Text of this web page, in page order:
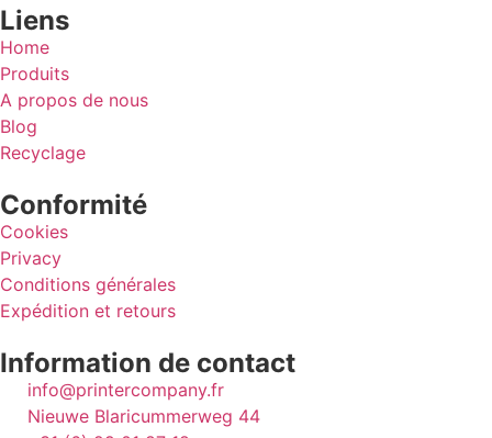
Liens
Home
Produits
A propos de nous
Blog
Recyclage
Conformité
Cookies
Privacy
Conditions générales
Expédition et retours
Information de contact
info@printercompany.fr
Nieuwe Blaricummerweg 44